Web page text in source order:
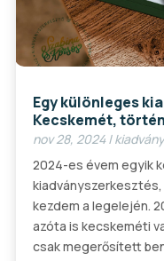
Egy különleges
Kecskemét,
nov 28, 2024|
2024-es évem egyik
kezdem a legelején.
azóta is kecskeméti
csak megerősített